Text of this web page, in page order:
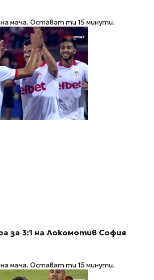
на мача. Остават ти 15 минути.
за 3:1 на Локомотив София
на мача. Остават ти 15 минути.